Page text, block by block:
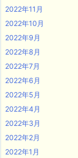
2022年11月
2022年10月
2022年9月
2022年8月
2022年7月
2022年6月
2022年5月
2022年4月
2022年3月
2022年2月
2022年1月